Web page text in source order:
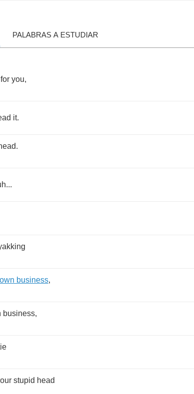
PALABRAS A ESTUDIAR
for you,
it.
.
...
own business,
business,
stupid head